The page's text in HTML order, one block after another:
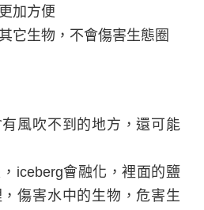
加方便
它生物，不會傷害生態圈
風吹不到的地方，還可能
iceberg會融化，裡面的鹽
傷害水中的生物，危害生